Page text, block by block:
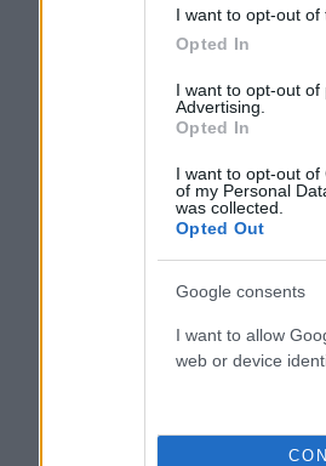
I want to opt-out of
Opted In
I want to opt-out of
Advertising.
Opted In
I want to opt-out of
of my Personal
was collected.
Opted Out
Google consents
I want to allow
web or device